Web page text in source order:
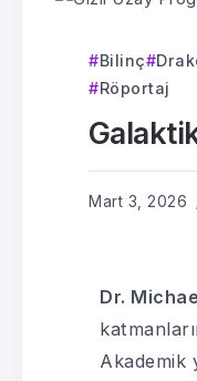
Bilinç
Röportaj
Mart 3, 2026
Dr.
Akademik